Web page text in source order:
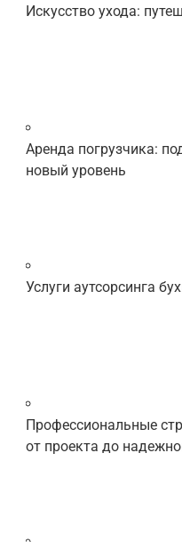
Искусство ухода:
Аренда погрузчика:
новый уровень
Услуги аутсорсинга
Профессиональные
от проекта до